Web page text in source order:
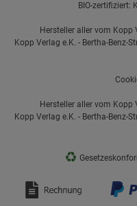
BIO-zertifiziert:
Hersteller aller vom Kopp
Kopp Verlag e.K. - Bertha-Benz-
Hersteller aller vom Kopp
Kopp Verlag e.K. - Bertha-Benz-
♻